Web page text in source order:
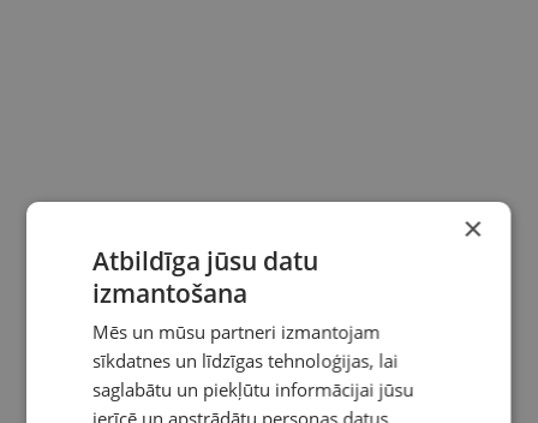
×
Atbildīga jūsu datu
izmantošana
Mēs un mūsu partneri izmantojam
sīkdatnes un līdzīgas tehnoloģijas, lai
saglabātu un piekļūtu informācijai jūsu
ierīcē un apstrādātu personas datus,